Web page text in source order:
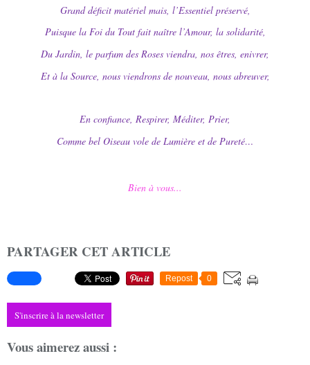
Grand déficit matériel mais, l’Essentiel préservé,
Puisque la Foi du Tout fait naître l’Amour, la solidarité,
Du Jardin, le parfum des Roses viendra, nos êtres, enivrer,
Et à la Source, nous viendrons de nouveau, nous abreuver,
En confiance, Respirer, Méditer, Prier,
Comme bel Oiseau vole de Lumière et de Pureté…
Bien à vous...
PARTAGER CET ARTICLE
Repost 0
S'inscrire à la newsletter
Vous aimerez aussi :